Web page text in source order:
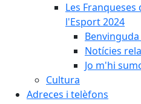
Les Franqueses
l'Esport 2024
Notícies
Jo m'hi
Cultura
Adreces i telèfons